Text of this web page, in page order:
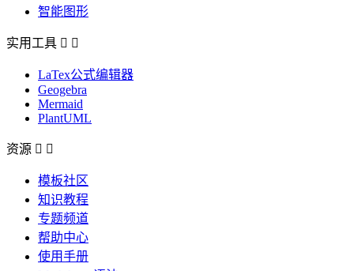
智能图形
实用工具  
LaTex公式编辑器
Geogebra
Mermaid
PlantUML
资源  
模板社区
知识教程
专题频道
帮助中心
使用手册